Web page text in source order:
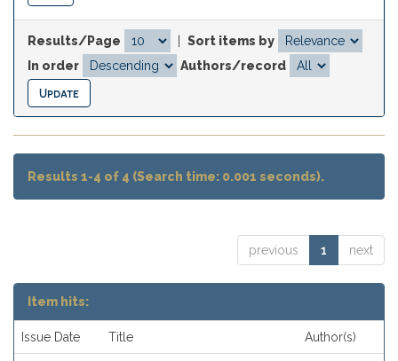
Results/Page
Sort items by
In order
Authors/record
Results 1-4 of 4 (Search time: 0.001 seconds).
previous 1 next
Item hits:
Issue Date Title Author(s)